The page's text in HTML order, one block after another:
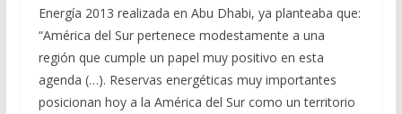
Energía 2013 realizada en Abu Dhabi, ya planteaba que:
“América del Sur pertenece modestamente a una
región que cumple un papel muy positivo en esta
agenda (…). Reservas energéticas muy importantes
posicionan hoy a la América del Sur como un territorio